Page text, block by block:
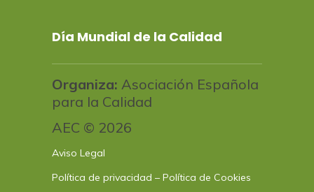
Día Mundial de la Calidad
Organiza: Asociación Española
para la Calidad
AEC © 2026
Aviso Legal
Política de privacidad – Política de Cookies